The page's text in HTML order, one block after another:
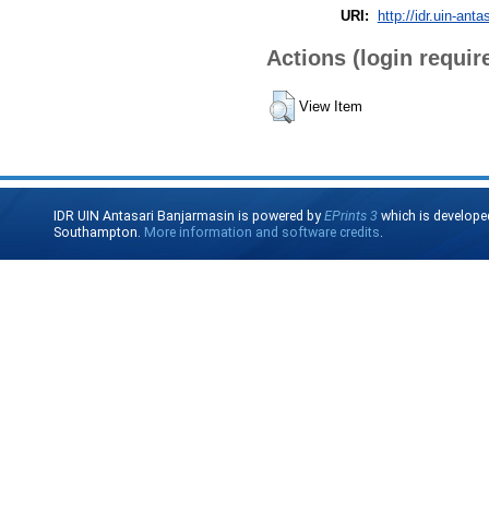
URI: http://idr.uin-
Actions (login
View Item
IDR UIN Antasari Banjarmasin is powered byEPrints 3 which is
Southampton. More information and software credits.